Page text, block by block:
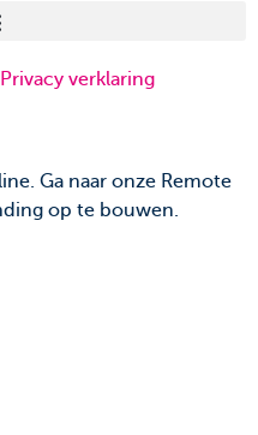
verklaring
Ga naar onze Remote
op te bouwen.